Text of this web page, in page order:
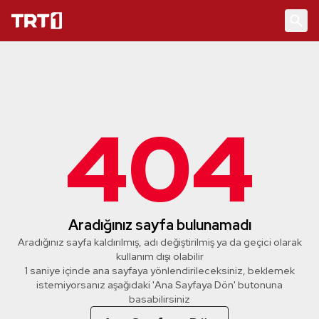
404
Aradığınız sayfa bulunamadı
Aradığınız sayfa kaldırılmış, adı değiştirilmiş ya da geçici olarak
kullanım dışı olabilir
1 saniye içinde ana sayfaya yönlendirileceksiniz, beklemek
istemiyorsanız aşağıdaki 'Ana Sayfaya Dön' butonuna
basabilirsiniz